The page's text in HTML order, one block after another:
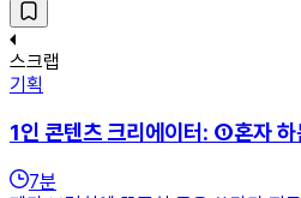
스크랩
기획
1인 콘텐츠 크리에이터: ①혼자
7분